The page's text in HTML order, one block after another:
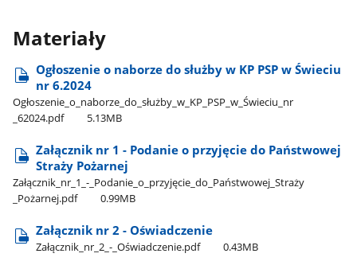
Materiały
Ogłoszenie o naborze do służby w KP PSP w Świeciu
nr 6.2024
Ogłoszenie​_o​_naborze​_do​_służby​_w​_KP​_PSP​_w​_Świeciu​_nr​
_62024.pdf
5.13MB
Załącznik nr 1 - Podanie o przyjęcie do Państwowej
Straży Pożarnej
Załącznik​_nr​_1​_-​_Podanie​_o​_przyjęcie​_do​_Państwowej​_Straży​
_Pożarnej.pdf
0.99MB
Załącznik nr 2 - Oświadczenie
Załącznik​_nr​_2​_-​_Oświadczenie.pdf 0.43MB